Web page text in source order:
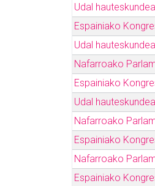
Udal
Espainiako
Udal
Nafarroako
Espainiako
Udal
Nafarroako
Espainiako
Nafarroako
Espainiako